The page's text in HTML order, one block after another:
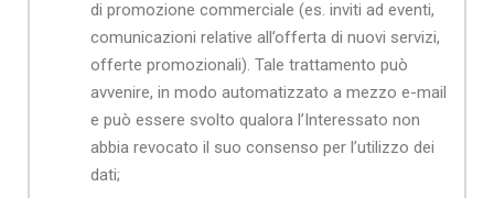
di promozione commerciale (es. inviti ad eventi,
comunicazioni relative all’offerta di nuovi servizi,
offerte promozionali). Tale trattamento può
avvenire, in modo automatizzato a mezzo e-mail
e può essere svolto qualora l’Interessato non
abbia revocato il suo consenso per l’utilizzo dei
dati;